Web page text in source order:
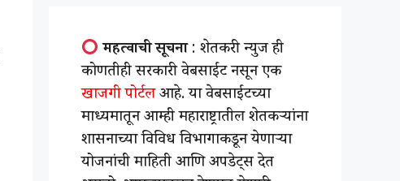
महत्वाची सूचना: शेतकरी न्युज ही
कोणतीही सरकारी वेबसाईट नसून एक
खाजगी पोर्टलआहे. या वेबसाईटच्या
माध्यमातून आम्ही महाराष्ट्रातील शेतकऱ्यांना
शासनाच्या विविध विभागाकडून येणाऱ्या
योजनांची माहिती आणि अपडेट्स देत